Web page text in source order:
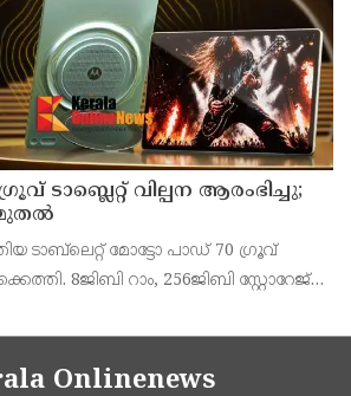
ടാബ്ലെറ്റ് വില്പന ആരംഭിച്ചു;
മുതൽ
ടാബ്‌ലെറ്റ് മോട്ടോ പാഡ് 70 ഗ്രൂവ്
8ജിബി റാം, 256ജിബി സ്റ്റോറേജ്
ഫലപ്രദമായ
Onlinenews